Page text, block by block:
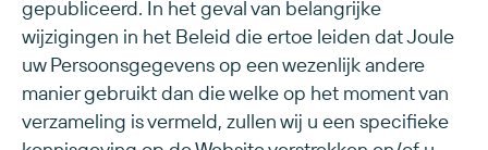
gepubliceerd. In het geval van belangrijke
wijzigingen in het Beleid die ertoe leiden dat Joule
uw Persoonsgegevens op een wezenlijk andere
manier gebruikt dan die welke op het moment van
verzameling is vermeld, zullen wij u een specifieke